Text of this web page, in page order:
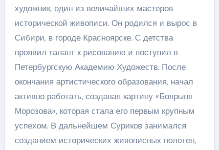
художник, один из величайших мастеров
исторической живописи. Он родился и вырос в
Сибири, в городе Красноярске. С детства
проявил талант к рисованию и поступил в
Петербургскую Академию Художеств. После
окончания артистического образования, начал
активно работать, создавая картину «Боярыня
Морозова», которая стала его первым крупным
успехом. В дальнейшем Суриков занимался
созданием исторических живописных полотен,